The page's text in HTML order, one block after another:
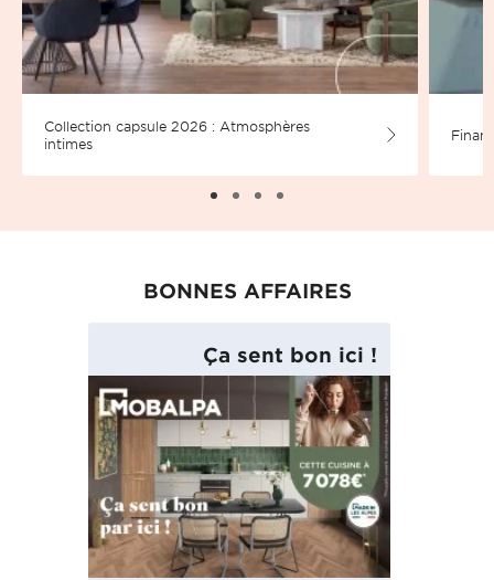
Collection capsule 2026 : Atmosphères
intimes
BONNES AFFAIRES
Ça sent bon ici !